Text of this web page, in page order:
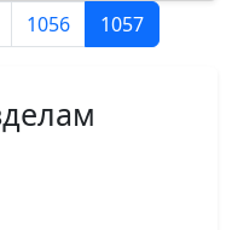
1056 1057